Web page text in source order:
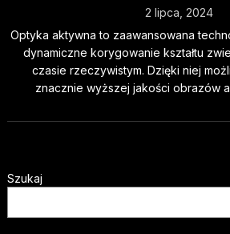
2 lipca, 2024
Optyka aktywna to zaawansowana
dynamiczne korygowanie kształtu
czasie rzeczywistym. Dzięki niej
znacznie wyższej jakości obrazów
Szukaj